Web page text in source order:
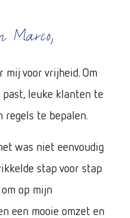
Marco,
mij voor vrijheid. Om
leuke klanten te
regels te bepalen.
was niet eenvoudig
stap voor stap
op mijn
een mooie omzet en